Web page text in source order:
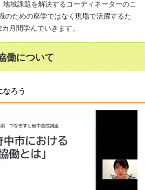
地域課題を解決するコーディネーターのこ
のための座学ではなく現場で活躍するた
月間学んでいきます。
働について
なろう